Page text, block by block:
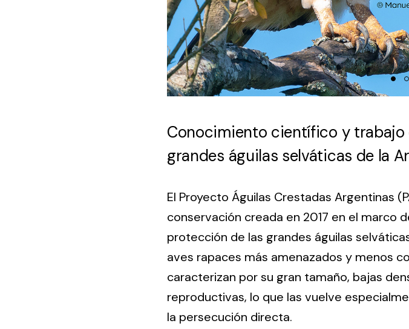
Conocimiento científico y
grandes águilas selváticas de la
El Proyecto Águilas Crestadas Argentinas
conservación creada en 2017 en el marco
protección de las grandes águilas
aves rapaces más amenazados y menos
caracterizan por su gran tamaño, bajas
reproductivas, lo que las vuelve
la persecución directa.